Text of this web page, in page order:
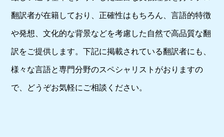
翻訳者が在籍しており、正確性はもちろん、言語的特徴
や発想、文化的な背景などを考慮した自然で高品質な翻
訳をご提供します。下記に掲載されている翻訳者にも、
様々な言語と専門分野のスペシャリストがおりますの
で、どうぞお気軽にご相談ください。